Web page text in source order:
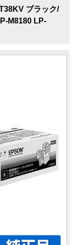
ブラック/
M8180 LP-